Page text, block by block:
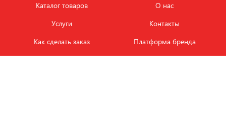
Каталог товаров
Услуги
Как сделать заказ
О нас
Контакты
Платформа бренда